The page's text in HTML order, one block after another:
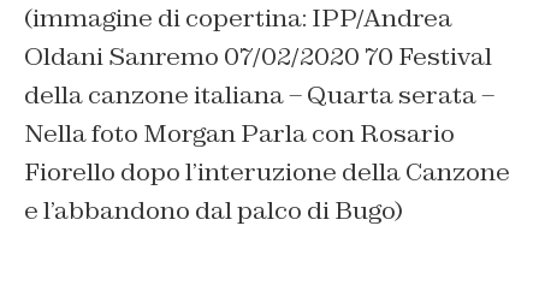
(immagine di copertina: IPP/Andrea
Oldani Sanremo 07/02/2020 70 Festival
della canzone italiana – Quarta serata –
Nella foto Morgan Parla con Rosario
Fiorello dopo l’interuzione della Canzone
e l’abbandono dal palco di Bugo)